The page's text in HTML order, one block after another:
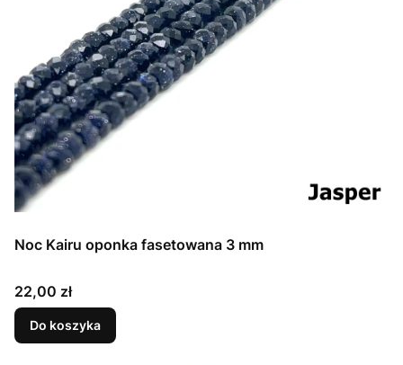
Noc Kairu oponka fasetowana 3 mm
Cena
22,00 zł
Do koszyka